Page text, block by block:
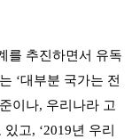
를 추진하면서 유독
‘대부분 국가는 전
이나, 우리나라 고
있고, ‘2019년 우리